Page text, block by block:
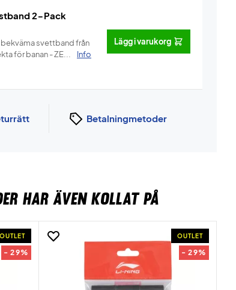
2-Pack
bekväma svettband från
för banan - ZE...
Info
Lägg i varukorg
Betalningmetoder
HAR ÄVEN KOLLAT PÅ
OUTLET
- 29%
OUTLET
- 29%